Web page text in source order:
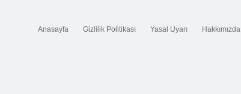
Anasayfa Gizlilik Politikası Yasal Uyarı Hakkımızda